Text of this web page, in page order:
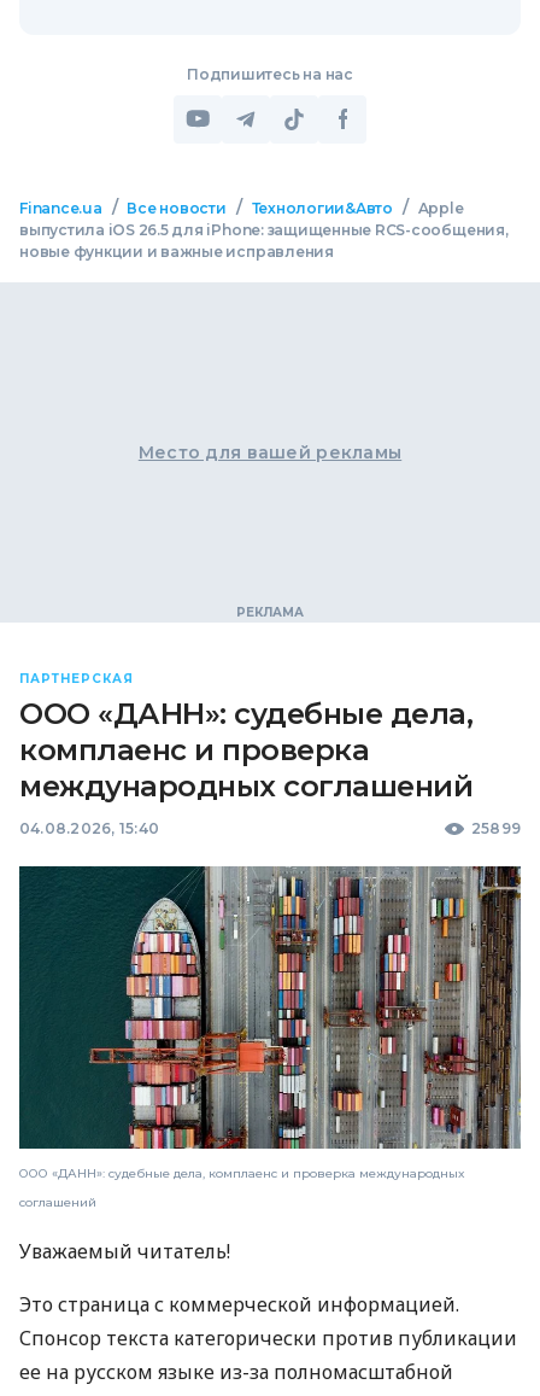
Подпишитесь на нас
Finance.ua / Все новости / Технологии&Авто / Apple
выпустила iOS 26.5 для iPhone: защищенные RCS-сообщения,
новые функции и важные исправления
Место для вашей рекламы
ПАРТНЕРСКАЯ
ООО «ДАНН»: судебные дела,
комплаенс и проверка
международных соглашений
04.08.2026, 15:40 25899
ООО «ДАНН»: судебные дела, комплаенс и проверка международных
соглашений
Уважаемый читатель!
Это страница с коммерческой информацией.
Спонсор текста категорически против публикации
ее на русском языке из-за полномасштабной